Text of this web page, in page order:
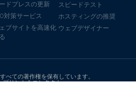
ドプレスの更新
対策サービス
ブサイトを高速化
スピードテスト
ホスティングの推奨
ウェブデザイナー
べての著作権を保有しています。
プリント＆コンタクト